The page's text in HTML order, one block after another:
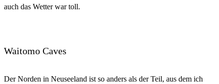
auch das Wetter war toll.
Waitomo Caves
Der Norden in Neuseeland ist so anders als der Teil, aus dem ich